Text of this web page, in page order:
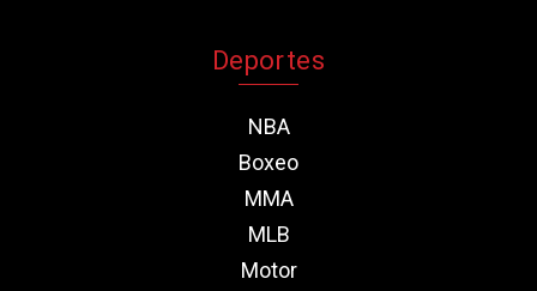
Deportes
NBA
Boxeo
MMA
MLB
Motor